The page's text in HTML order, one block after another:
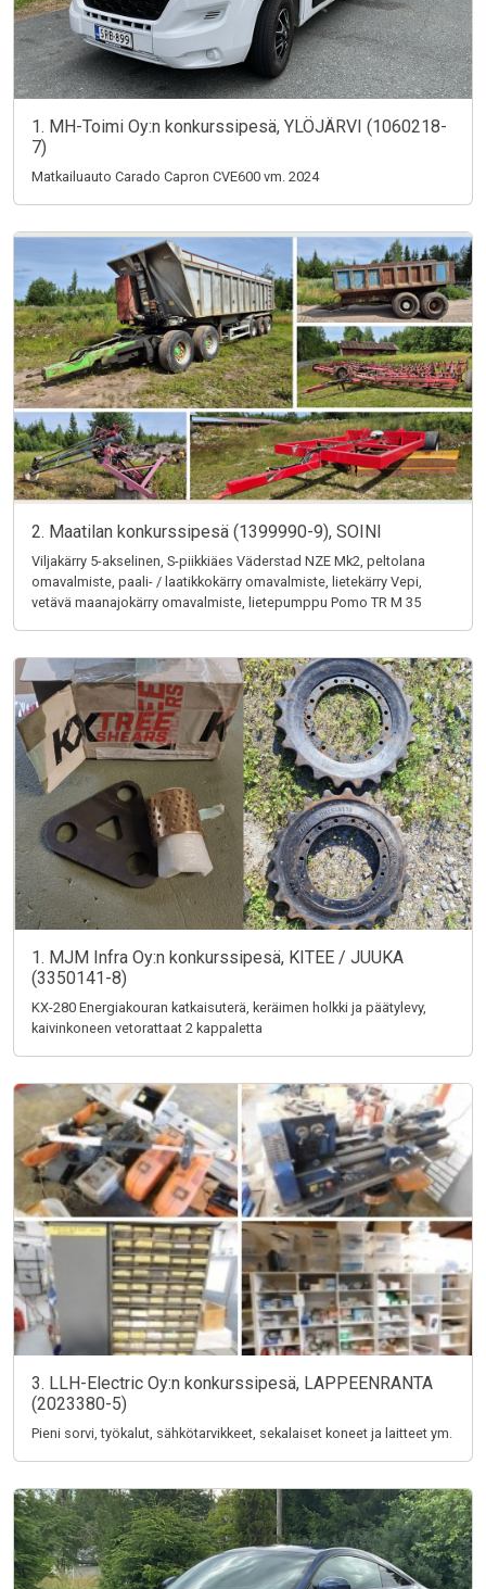
1. MH-Toimi Oy:n konkurssipesä, YLÖJÄRVI (1060218-
7)
Matkailuauto Carado Capron CVE600 vm. 2024
2. Maatilan konkurssipesä (1399990-9), SOINI
Viljakärry 5-akselinen, S-piikkiäes Väderstad NZE Mk2, peltolana
omavalmiste, paali- / laatikkokärry omavalmiste, lietekärry Vepi,
vetävä maanajokärry omavalmiste, lietepumppu Pomo TR M 35
1. MJM Infra Oy:n konkurssipesä, KITEE / JUUKA
(3350141-8)
KX-280 Energiakouran katkaisuterä, keräimen holkki ja päätylevy,
kaivinkoneen vetorattaat 2 kappaletta
3. LLH-Electric Oy:n konkurssipesä, LAPPEENRANTA
(2023380-5)
Pieni sorvi, työkalut, sähkötarvikkeet, sekalaiset koneet ja laitteet ym.